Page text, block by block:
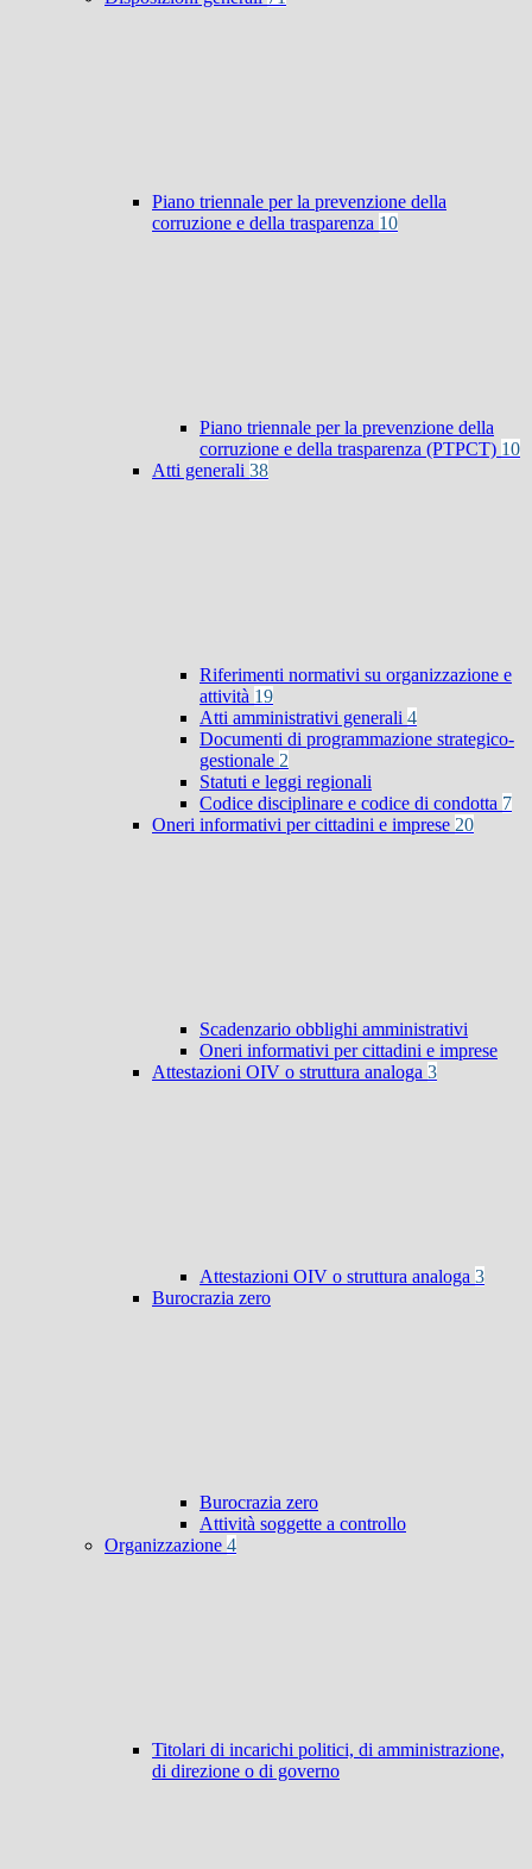
Piano triennale per la prevenzione della
corruzione e della trasparenza 10
Piano triennale per la prevenzione della
corruzione e della trasparenza (PTPCT) 10
Atti generali 38
Riferimenti normativi su organizzazione e
attività 19
Atti amministrativi generali 4
Documenti di programmazione strategico-
gestionale 2
Statuti e leggi regionali
Codice disciplinare e codice di condotta 7
Oneri informativi per cittadini e imprese 20
Scadenzario obblighi amministrativi
Oneri informativi per cittadini e imprese
Attestazioni OIV o struttura analoga 3
Attestazioni OIV o struttura analoga 3
Burocrazia zero
Burocrazia zero
Attività soggette a controllo
Organizzazione 4
Titolari di incarichi politici, di amministrazione,
di direzione o di governo